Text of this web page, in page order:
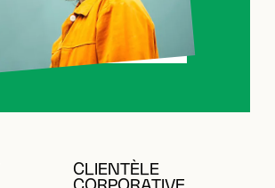
CLIENTÈLE